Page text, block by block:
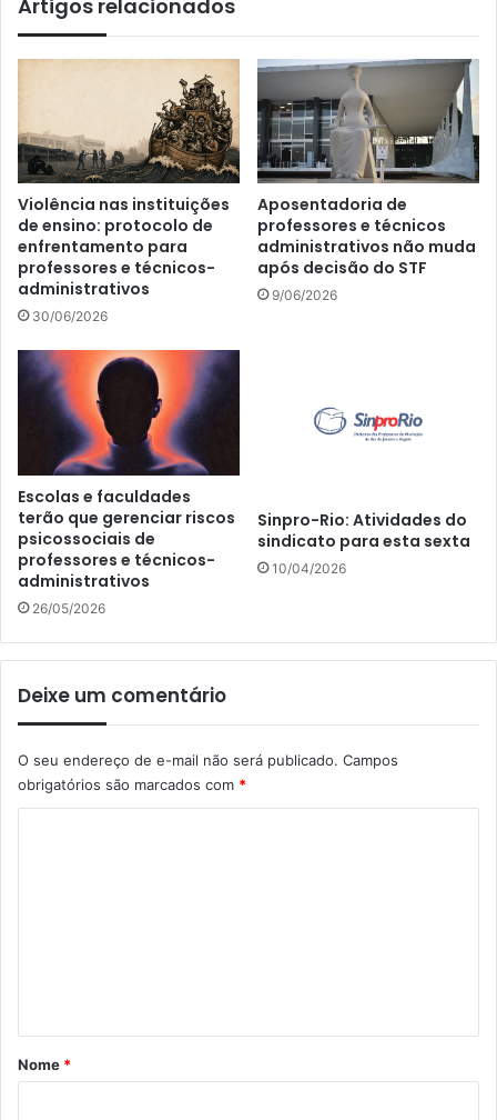
Artigos relacionados
Violência nas instituições
de ensino: protocolo de
enfrentamento para
professores e técnicos-
administrativos
30/06/2026
Aposentadoria de
professores e técnicos
administrativos não muda
após decisão do STF
9/06/2026
Escolas e faculdades
terão que gerenciar riscos
psicossociais de
professores e técnicos-
administrativos
26/05/2026
Sinpro-Rio: Atividades do
sindicato para esta sexta
10/04/2026
Deixe um comentário
O seu endereço de e-mail não será publicado. Campos
obrigatórios são marcados com *
rNome *